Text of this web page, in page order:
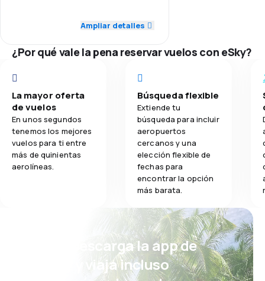
Transporte de equipaje 5,0
Comidas 5,0
Ampliar detalles
¿Por qué vale la pena reservar vuelos con eSky?
La mayor oferta
de vuelos
En unos segundos
tenemos los mejores
vuelos para ti entre
más de quinientas
aerolíneas.
Búsqueda flexible
Extiende tu
búsqueda para incluir
aeropuertos
cercanos y una
elección flexible de
fechas para
encontrar la opción
más barata.
¡Eh! Descarga la app de
eSky y viaja incluso